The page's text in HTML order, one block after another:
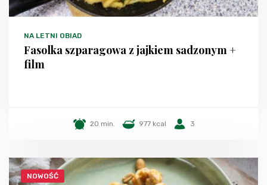
NA LETNI OBIAD
Fasolka szparagowa z jajkiem sadzonym +
film
20 min. 977 kcal 3
NOWOŚĆ